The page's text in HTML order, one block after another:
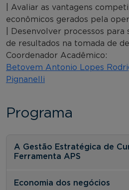
| Avaliar as vantagens
econômicos gerados pela
| Desenvolver processos para
de resultados na tomada de
Coordenador Acadêmico:
Betovem Antonio Lopes
Pignanelli
Programa
A Gestão Estratégica de
Ferramenta APS
Economia dos negócios